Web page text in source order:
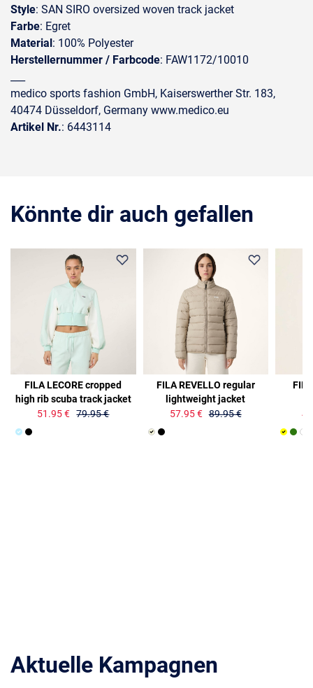
Style: SAN SIRO oversized woven track jacket
Farbe: Egret
Material: 100% Polyester
Herstellernummer / Farbcode: FAW1172/10010
medico sports fashion GmbH, Kaiserswerther Str. 183,
40474 Düsseldorf, Germany www.medico.eu
Artikel Nr.: 6443114
Könnte dir auch gefallen
FILA LECORE cropped
high rib scuba track jacket
51.95 € 79.95 €
FILA REVELLO regular
lightweight jacket
57.95 € 89.95 €
Aktuelle Kampagnen